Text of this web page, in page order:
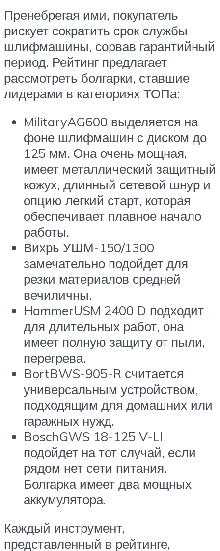
Пренебрегая ими, покупатель
рискует сократить срок службы
шлифмашины, сорвав гарантийный
период. Рейтинг предлагает
рассмотреть болгарки, ставшие
лидерами в категориях ТОПа:
MilitaryAG600 выделяется на
фоне шлифмашин с диском до
125 мм. Она очень мощная,
имеет металлический защитный
кожух, длинный сетевой шнур и
опцию легкий старт, которая
обеспечивает плавное начало
работы.
Вихрь УШМ-150/1300
замечательно подойдет для
резки материалов средней
вечиличны.
HammerUSM 2400 D подходит
для длительных работ, она
имеет полную защиту от пыли,
перегрева.
BortBWS-905-R считается
универсальным устройством,
подходящим для домашних или
гаражных нужд.
BoschGWS 18-125 V-LI
подойдет на тот случай, если
рядом нет сети питания.
Болгарка имеет два мощных
аккумулятора.
Каждый инструмент,
представленный в рейтинге,